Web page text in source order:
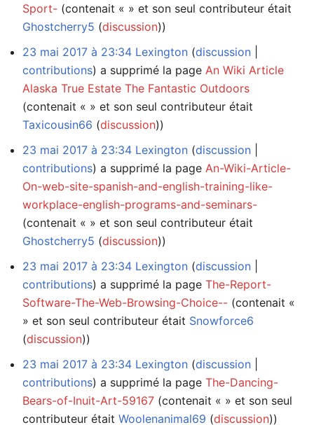
Sport- (contenait « » et son seul contributeur était
Ghostcherry5 (discussion))
23 mai 2017 à 23:34 Lexington discussion
contributions a supprimé la page An Wiki Article
Alaska True Estate The Fantastic Outdoors
(contenait « » et son seul contributeur était
Taxicousin66 (discussion))
23 mai 2017 à 23:34 Lexington discussion
contributions a supprimé la page An-Wiki-Article-
On-web-site-spanish-and-english-training-like-
workplace-english-programs-and-seminars-
(contenait « » et son seul contributeur était
Ghostcherry5 (discussion))
23 mai 2017 à 23:34 Lexington discussion
contributions a supprimé la page The-Report-
Software-The-Web-Browsing-Choice-- (contenait «
» et son seul contributeur était Snowforce6
(discussion))
23 mai 2017 à 23:34 Lexington discussion
contributions a supprimé la page The-Dancing-
Bears-of-Inuit-Art-59167 (contenait « » et son seul
contributeur était Woolenanimal69 (discussion))